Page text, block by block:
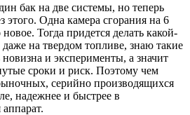
бак на две системы, но теперь
этого. Одна камера сгорания на 6
Тогда придется делать какой-
на твердом топливе, знаю такие
новизна и эксперименты, а значит
сроки и риск. Поэтому чем
серийно производящихся
надежнее и быстрее в